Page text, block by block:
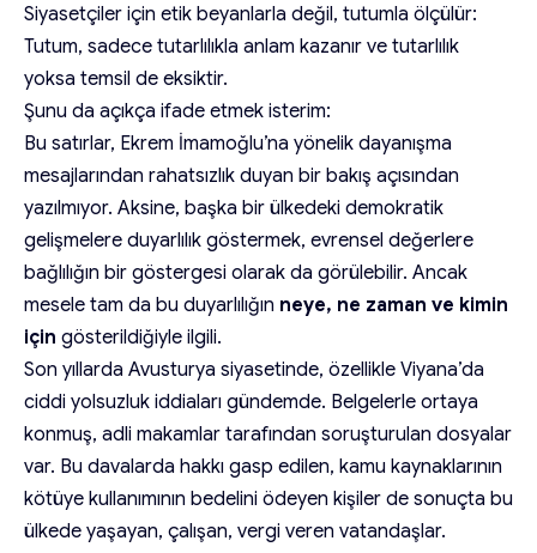
Siyasetçiler için etik beyanlarla değil, tutumla ölçülür:
Tutum, sadece tutarlılıkla anlam kazanır ve tutarlılık
yoksa temsil de eksiktir.
Şunu da açıkça ifade etmek isterim:
Bu satırlar, Ekrem İmamoğlu’na yönelik dayanışma
mesajlarından rahatsızlık duyan bir bakış açısından
yazılmıyor. Aksine, başka bir ülkedeki demokratik
gelişmelere duyarlılık göstermek, evrensel değerlere
bağlılığın bir göstergesi olarak da görülebilir. Ancak
mesele tam da bu duyarlılığın neye, ne zaman ve kimin
için gösterildiğiyle ilgili.
Son yıllarda Avusturya siyasetinde, özellikle Viyana’da
ciddi yolsuzluk iddiaları gündemde. Belgelerle ortaya
konmuş, adli makamlar tarafından soruşturulan dosyalar
var. Bu davalarda hakkı gasp edilen, kamu kaynaklarının
kötüye kullanımının bedelini ödeyen kişiler de sonuçta bu
ülkede yaşayan, çalışan, vergi veren vatandaşlar.